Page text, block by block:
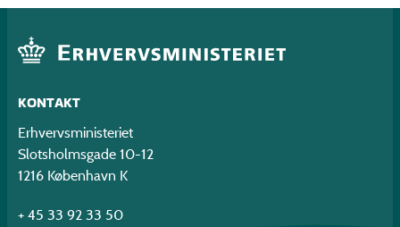
KONTAKT
Erhvervsministeriet
Slotsholmsgade 10-12
1216 København K
+ 45 33 92 33 50